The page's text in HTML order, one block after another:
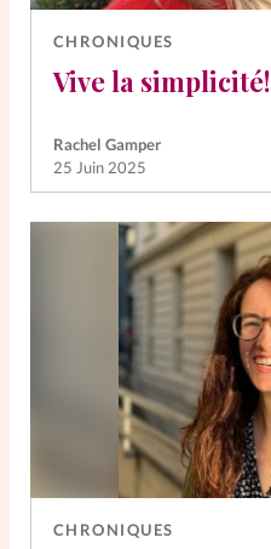
CHRONIQUES
Vive la simplicité!
Rachel Gamper
25 Juin 2025
CHRONIQUES